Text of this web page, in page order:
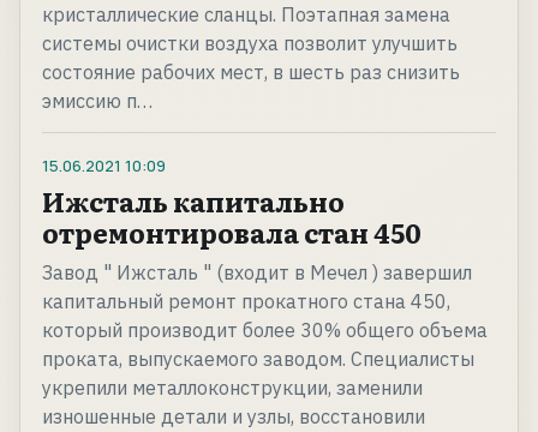
кристаллические сланцы. Поэтапная замена
системы очистки воздуха позволит улучшить
состояние рабочих мест, в шесть раз снизить
эмиссию п…
15.06.2021 10:09
Ижсталь капитально
отремонтировала стан 450
Завод " Ижсталь " (входит в Мечел ) завершил
капитальный ремонт прокатного стана 450,
который производит более 30% общего объема
проката, выпускаемого заводом. Специалисты
укрепили металлоконструкции, заменили
изношенные детали и узлы, восстановили